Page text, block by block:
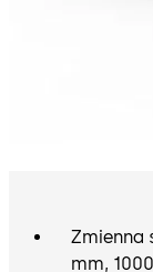
Zmienna
mm,